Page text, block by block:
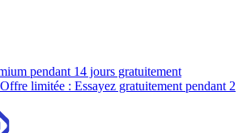
pendant 14 jours gratuitement
Offre limitée : Essayez gratuitement pendant 2